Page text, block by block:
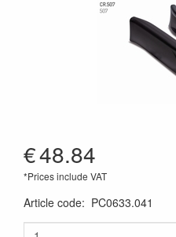
€48.84
*Prices include VAT
Article code: PC0633.041